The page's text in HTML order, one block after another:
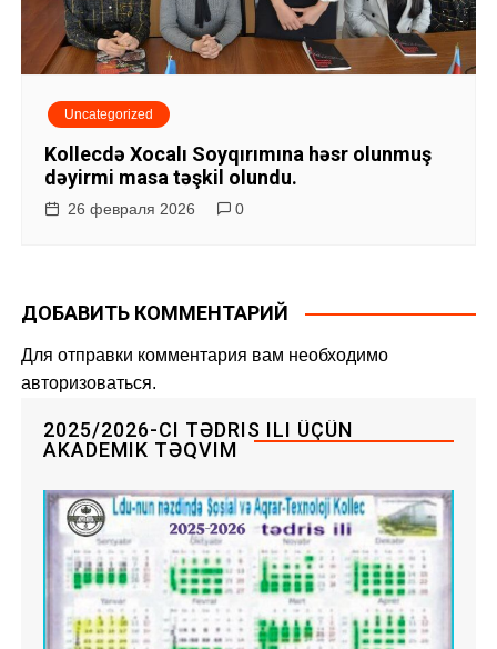
Uncategorized
Kollecdə Xocalı Soyqırımına həsr olunmuş
dəyirmi masa təşkil olundu.
26 февраля 2026 0
ДОБАВИТЬ КОММЕНТАРИЙ
Для отправки комментария вам необходимо
авторизоваться.
2025/2026-CI TƏDRIS ILI ÜÇÜN
AKADEMIK TƏQVIM